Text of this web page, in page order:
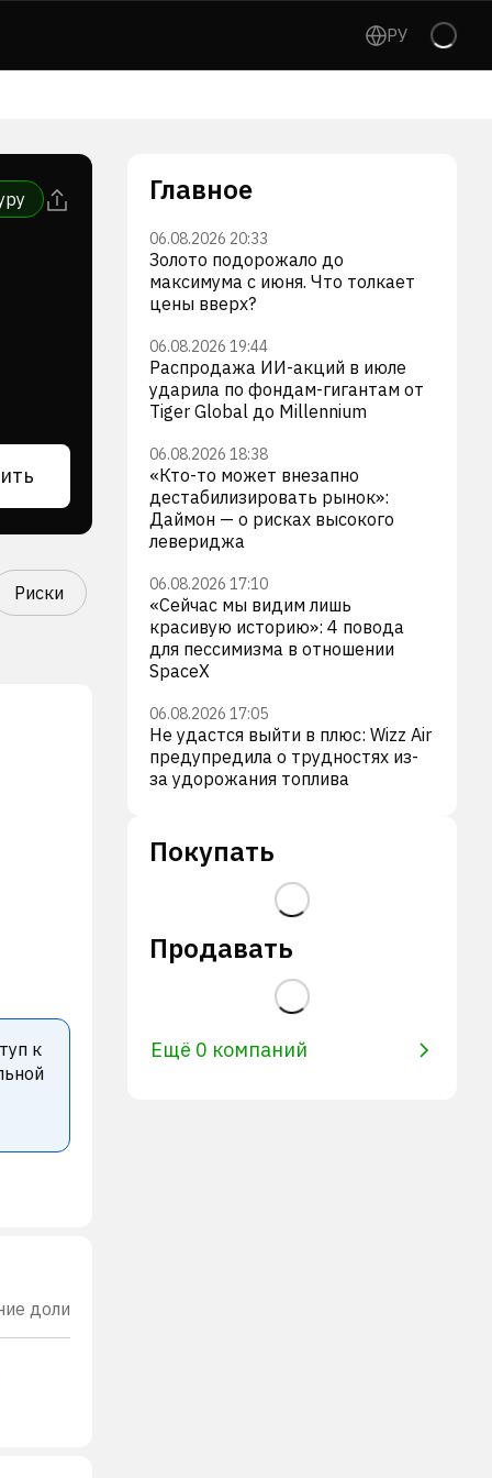
РУ
Риски
к
доли
Главное
06.08.2026 20:33
Золото подорожало до
максимума с июня. Что толкает
цены вверх?
06.08.2026 19:44
Распродажа ИИ-акций в июле
ударила по фондам-гигантам от
Tiger Global до Millennium
06.08.2026 18:38
«Кто-то может внезапно
дестабилизировать рынок»:
Даймон — о рисках высокого
левериджа
06.08.2026 17:10
«Сейчас мы видим лишь
красивую историю»: 4 повода
для пессимизма в отношении
SpaceX
06.08.2026 17:05
Не удастся выйти в плюс: Wizz Air
предупредила о трудностях из-
за удорожания топлива
Покупать
Продавать
Ещё 0 компаний